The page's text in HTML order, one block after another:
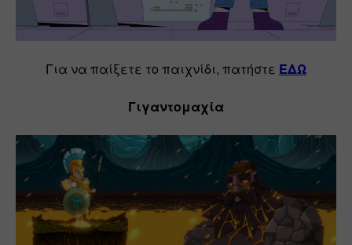
Για να παίξετε το παιχνίδι, πατήστε ΕΔΩ
Γιγαντομαχία